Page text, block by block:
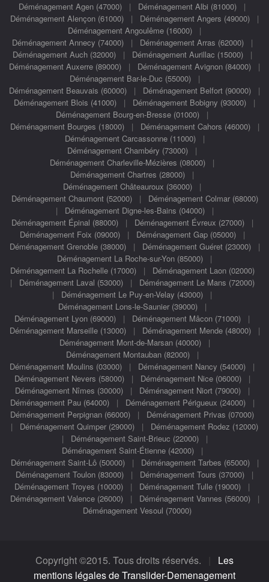
Déménagement Agen (47000) | Déménagement Albi (81000) |
Déménagement Alençon (61000) | Déménagement Angers (49000) |
Déménagement Angoulême (16000) |
Déménagement Annecy (74000)| Déménagement Arras (62000)|
Déménagement Auch (32000)| Déménagement Aurillac (15000)|
Déménagement Auxerre (89000) | Déménagement Avignon (84000) |
Déménagement Bar-le-Duc (55000)|
Déménagement Beauvais (60000) | Déménagement Belfort (90000) |
Déménagement Blois (41000) | Déménagement Bobigny (93000) |
Déménagement Bourg-en-Bresse (01000) |
Déménagement Bourges (18000)| Déménagement Cahors (46000)|
Déménagement Carcassonne (11000)|
Déménagement Chambéry (73000) |
Déménagement Charleville-Mézières (08000) |
Déménagement Chartres (28000) |
Déménagement Châteauroux (36000) |
Déménagement Chaumont (52000)| Déménagement Colmar (68000)
| Déménagement Digne-les-Bains (04000)|
Déménagement Épinal (88000)| Déménagement Évreux (27000)|
Déménagement Foix (09000)| Déménagement Gap (05000)|
Déménagement Grenoble (38000)| Déménagement Guéret (23000)|
Déménagement La Roche-sur-Yon (85000) |
Déménagement La Rochelle (17000)| Déménagement Laon (02000)
| Déménagement Laval (53000)| Déménagement Le Mans (72000)
| Déménagement Le Puy-en-Velay (43000) |
Déménagement Lons-le-Saunier (39000)|
Déménagement Lyon (69000) | Déménagement Mâcon (71000) |
Déménagement Marseille (13000)| Déménagement Mende (48000)|
Déménagement Mont-de-Marsan (40000)|
Déménagement Montauban (82000)|
Déménagement Moulins (03000) | Déménagement Nancy (54000) |
Déménagement Nevers (58000)| Déménagement Nice (06000)|
Déménagement Nîmes (30000)| Déménagement Niort (79000)|
Déménagement Pau (64000)| Déménagement Périgueux (24000)|
Déménagement Perpignan (66000) | Déménagement Privas (07000)
| Déménagement Quimper (29000) | Déménagement Rodez (12000)
| Déménagement Saint-Brieuc (22000)|
Déménagement Saint-Étienne (42000)|
Déménagement Saint-Lô (50000)| Déménagement Tarbes (65000)|
Déménagement Toulon (83000) | Déménagement Tours (37000) |
Déménagement Troyes (10000) | Déménagement Tulle (19000) |
Déménagement Valence (26000)| Déménagement Vannes (56000)|
Déménagement Vesoul (70000)
Copyright ©2015. Tous droits réservés.
Les
mentions légales de Translider-Demenagement